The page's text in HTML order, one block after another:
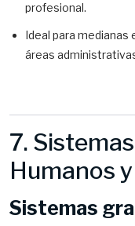
profesional.
Ideal para
áreas
7.
Humanos
Sistemas